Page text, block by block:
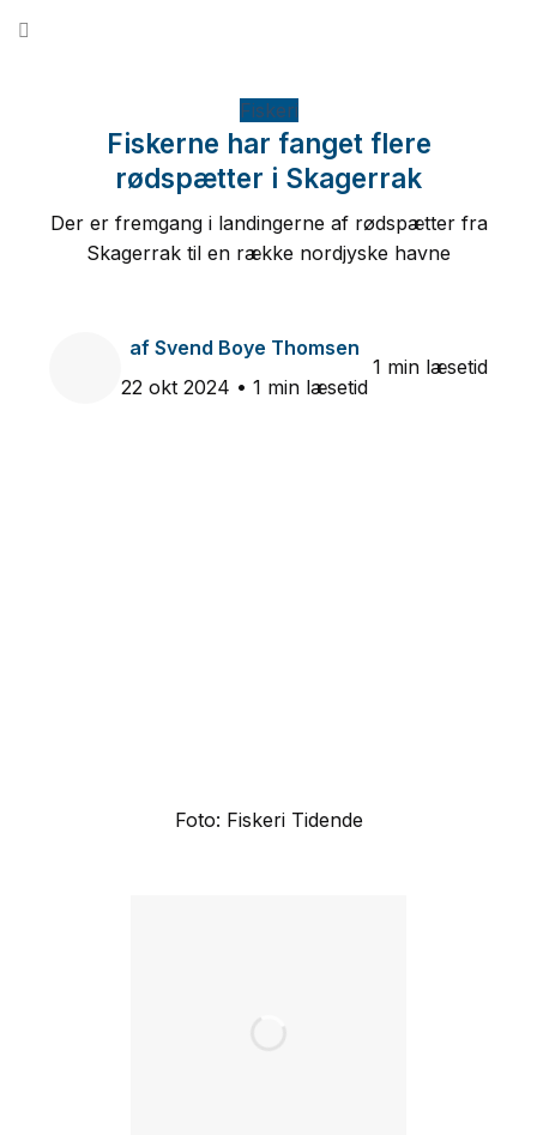
Fiskeri
Fiskerne har fanget flere
rødspætter i Skagerrak
Der er fremgang i landingerne af rødspætter fra
Skagerrak til en række nordjyske havne
af Svend Boye Thomsen
22 okt 2024 • 1 min læsetid
1 min læsetid
Foto: Fiskeri Tidende